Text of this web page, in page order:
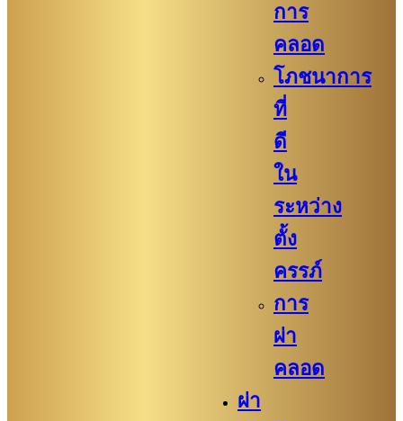
การ
คลอด
โภชนาการ
ที่
ดี
ใน
ระหว่าง
ตั้ง
ครรภ์
การ
ผ่า
คลอด
ผ่า